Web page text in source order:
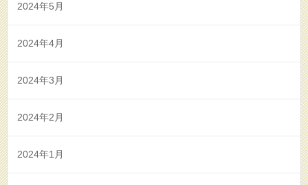
2024年5月
2024年4月
2024年3月
2024年2月
2024年1月